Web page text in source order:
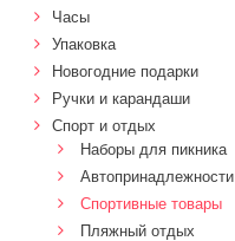
Часы
Упаковка
Новогодние подарки
Ручки и карандаши
Спорт и отдых
Наборы для пикника
Автопринадлежности
Спортивные товары
Пляжный отдых